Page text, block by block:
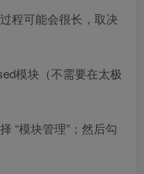
程可能会很长，取决
模块（不需要在太极
“模块管理”；然后勾